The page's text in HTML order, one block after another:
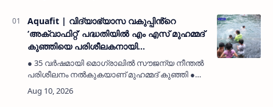
Aquafit | വിദ്യാഭ്യാസ വകുപ്പിൻ്റെ
‘അക്വാഫിറ്റ്’ പദ്ധതിയിൽ എം എസ് മുഹമ്മദ്
കുഞ്ഞിയെ പരിശീലകനായി
നിയമിക്കണമെന്ന് മൊഗ്രാൽ ദേശീയവേദി
● 35 വർഷമായി മൊഗ്രാലിൽ സൗജന്യ നീന്തൽ
പരിശീലനം നൽകുകയാണ് മുഹമ്മദ് കുഞ്ഞി ●
മൊഗ്രാൽ ദേശീയവേദി ഭാരവാഹികൾ നിവേദനം